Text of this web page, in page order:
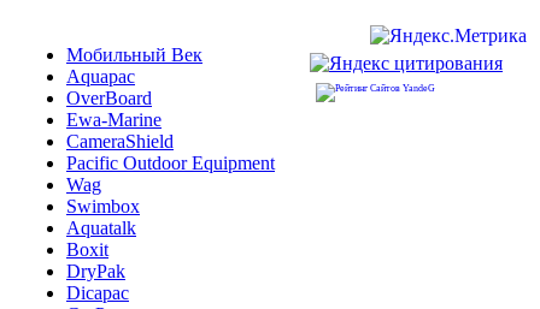
Мобильный Век
Aquapac
OverBoard
Ewa-Marine
CameraShield
Pacific Outdoor Equipment
Wag
Swimbox
Aquatalk
Boxit
DryPak
Dicapac